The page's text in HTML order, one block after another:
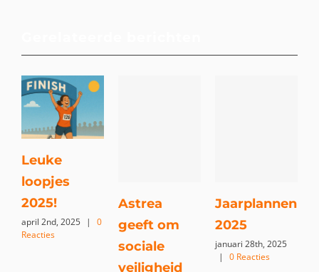
Leuke
loopjes
2025!
april 2nd, 2025 |
0
Reacties
Astrea
geeft om
sociale
veiligheid
Jaarplannen
2025
januari 28th, 2025
|
0 Reacties